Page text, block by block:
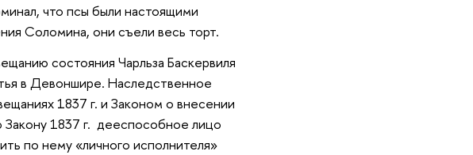
что псы были настоящими
Соломина, они съели весь торт.
состояния Чарльза Баскервиля
в Девоншире. Наследственное
1837 г. и Законом о внесении
Закону 1837 г. дееспособное лицо
по нему «личного исполнителя»